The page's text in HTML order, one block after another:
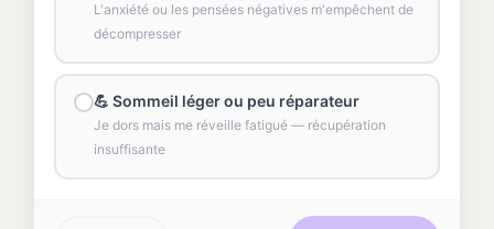
L'anxiété ou les pensées négatives m'empêchent de
décompresser
💪 Sommeil léger ou peu réparateur
Je dors mais me réveille fatigué — récupération
insuffisante